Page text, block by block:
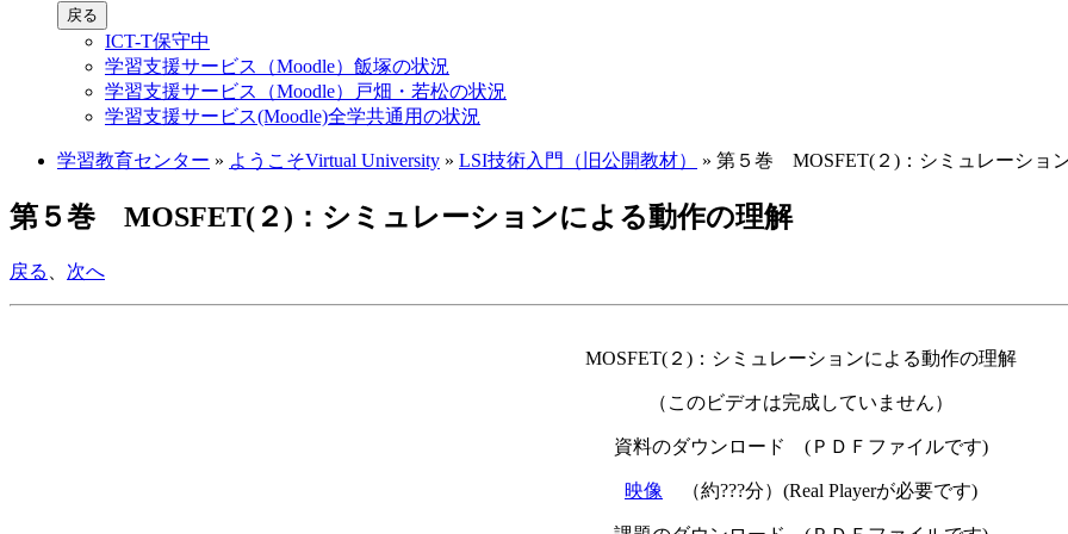
戻る
ICT-T保守中
学習支援サービス（Moodle）飯塚の状況
学習支援サービス（Moodle）戸畑・若松の状況
学習支援サービス(Moodle)全学共通用の状況
学習教育センター » ようこそVirtual University » LSI技術入門（旧公開教材） » 第５巻 MOSFET(２)：シミュレーショ
第５巻 MOSFET(２)：シミュレーションによる動作の理解
戻る 次へ
MOSFET(２)：シミュレーションによる動作の理解
（このビデオは完成していません）
資料のダウンロード (ＰＤＦファイルです)
映像 （約???分）(Real Playerが必要です)